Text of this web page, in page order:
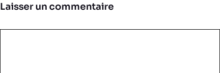
Laisser un commentaire